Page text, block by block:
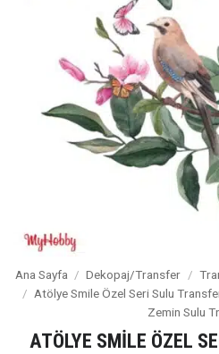
Ana Sayfa / Dekopaj/Transfer /
/ Atölye Smile Özel Seri Sulu
Zemin Sulu
ATÖLYE SMİLE ÖZEL